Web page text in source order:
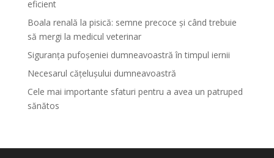
eficient
Boala renală la pisică: semne precoce și când trebuie
să mergi la medicul veterinar
Siguranța pufoșeniei dumneavoastră în timpul iernii
Necesarul cățelușului dumneavoastră
Cele mai importante sfaturi pentru a avea un patruped
sănătos